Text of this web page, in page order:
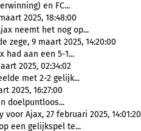
en FC...
2025, 18:48:00
neemt het nog op...
zege, 9 maart 2025, 14:20:00
had aan een 5-1...
2025, 02:34:02
met 2-2 gelijk...
2025, 16:27:00
doelpuntloos...
Ajax, 27 februari 2025, 14:01:20
een gelijkspel te...